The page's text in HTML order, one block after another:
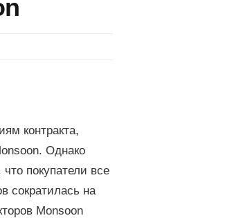
контракта,
Однако
покупатели все
сократилась на
Monsoon